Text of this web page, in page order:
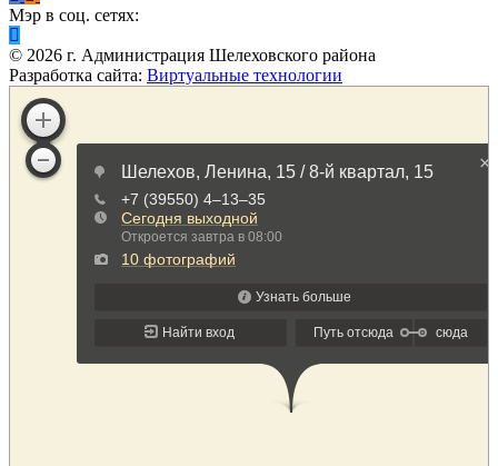
Мэр в соц. сетях:
© 2026 г. Администрация Шелеховского района
Разработка сайта: Виртуальные технологии